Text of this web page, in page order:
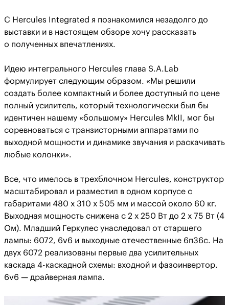
С Hercules Integrated я познакомился незадолго до
выставки и в настоящем обзоре хочу рассказать
о полученных впечатлениях.
Идею интегрального Hercules глава S.A.Lab
формулирует следующим образом. «Мы решили
создать более компактный и более доступный по цене
полный усилитель, который технологически был бы
идентичен нашему «большому» Hercules MkII, мог бы
соревноваться с транзисторными аппаратами по
выходной мощности и динамике звучания и раскачивать
любые колонки».
Все, что имелось в трехблочном Hercules, конструктор
масштабировал и разместил в одном корпусе с
габаритами 480 х 310 х 505 мм и массой около 60 кг.
Выходная мощность снижена с 2 х 250 Вт до 2 х 75 Вт (4
Ом). Младший Геркулес унаследовал от старшего
лампы: 6072, 6v6 и выходные отечественные 6п36с. На
двух 6072 реализованы первые два усилительных
каскада 4-каскадной схемы: входной и фазоинвертор.
6v6 — драйверная лампа.